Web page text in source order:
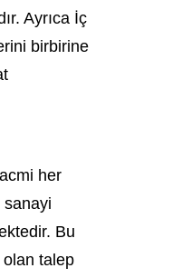
Ayrıca İç
birbirine
her
sanayi
Bu
olan talep